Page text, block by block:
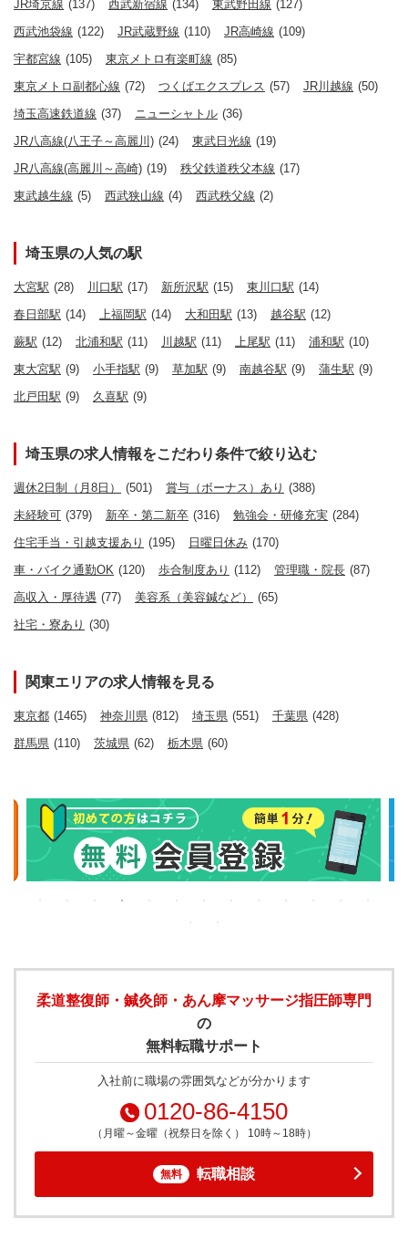
JR埼京線 (137) 西武新宿線 (134) 東武野田線 (127)
西武池袋線 (122) JR武蔵野線 (110) JR高崎線 (109)
宇都宮線 (105) 東京メトロ有楽町線 (85)
東京メトロ副都心線 (72) つくばエクスプレス (57) JR川越線 (50)
埼玉高速鉄道線 (37) ニューシャトル (36)
JR八高線(八王子～高麗川) (24) 東武日光線 (19)
JR八高線(高麗川～高崎) (19) 秩父鉄道秩父本線 (17)
東武越生線 (5) 西武狭山線 (4) 西武秩父線 (2)
埼玉県の人気の駅
大宮駅 (28) 川口駅 (17) 新所沢駅 (15) 東川口駅 (14)
春日部駅 (14) 上福岡駅 (14) 大和田駅 (13) 越谷駅 (12)
蕨駅 (12) 北浦和駅 (11) 川越駅 (11) 上尾駅 (11) 浦和駅 (10)
東大宮駅 (9) 小手指駅 (9) 草加駅 (9) 南越谷駅 (9) 蒲生駅 (9)
北戸田駅 (9) 久喜駅 (9)
埼玉県の求人情報をこだわり条件で絞り込む
週休2日制（月8日） (501) 賞与（ボーナス）あり (388)
未経験可 (379) 新卒・第二新卒 (316) 勉強会・研修充実 (284)
住宅手当・引越支援あり (195) 日曜日休み (170)
車・バイク通勤OK (120) 歩合制度あり (112) 管理職・院長 (87)
高収入・厚待遇 (77) 美容系（美容鍼など）
(65)
社宅・寮あり (30)
関東エリアの求人情報を見る
東京都 (1465) 神奈川県 (812) 埼玉県 (551) 千葉県 (428)
群馬県 (110) 茨城県 (62) 栃木県 (60)
柔道整復師・鍼灸師・あん摩マッサージ指圧師専門
の
無料転職サポート
入社前に職場の雰囲気などが分かります
0120-86-4150
（月曜～金曜（祝祭日を除く） 10時～18時）
無料 転職相談